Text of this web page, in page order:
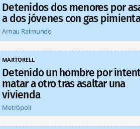
Detenidos dos menores por
a dos jóvenes con gas pimienta
Arnau Raimundo
MARTORELL
Detenido un hombre por
matar a otro tras asaltar una
vivienda
Metrópoli